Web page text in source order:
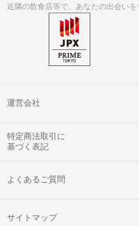
注意事項
・
完
キャンセル
り
近隣の飲食店等で、あなたの出会いを
運営会社
特定商法取引に
基づく表記
よくあるご質問
サイトマップ